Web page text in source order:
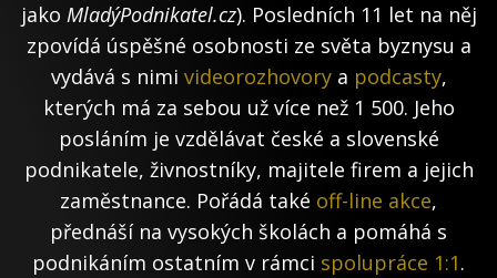
jako MladýPodnikatel.cz). Posledních 11 let na něj
zpovídá úspěšné osobnosti ze světa byznysu a
vydává s nimi videorozhovorya podcasty,
kterých má za sebou už více než 1 500. Jeho
posláním je vzdělávat české a slovenské
podnikatele, živnostníky, majitele firem a jejich
zaměstnance. Pořádá také off-line akce,
přednáší na vysokých školách a pomáhá s
podnikáním ostatním v rámci spolupráce 1:1.